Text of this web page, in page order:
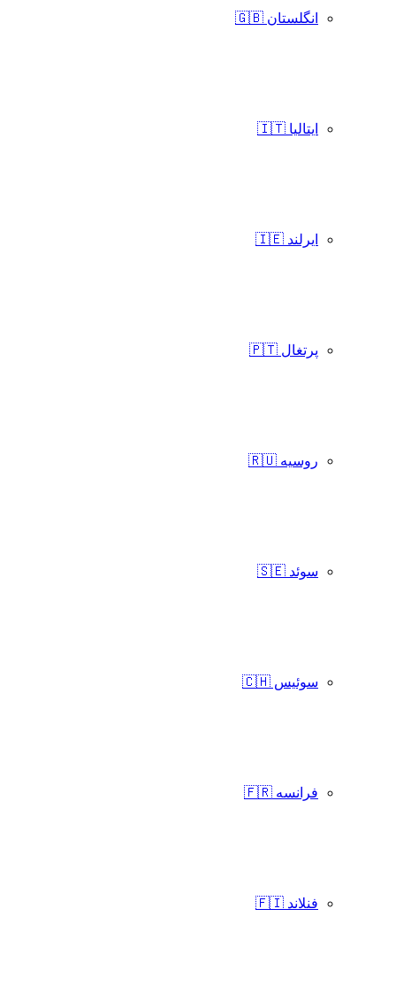
انگلستان 🇬🇧
ایتالیا 🇮🇹
ایرلند 🇮🇪
پرتغال 🇵🇹
روسیه 🇷🇺
سوئد 🇸🇪
سوئیس 🇨🇭
فرانسه 🇫🇷
فنلاند 🇫🇮